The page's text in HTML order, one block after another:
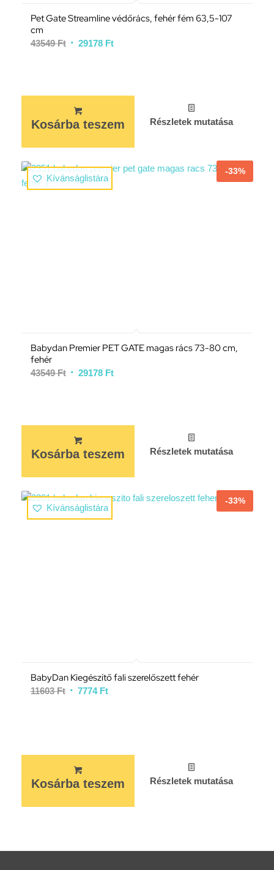
Pet Gate Streamline védőrács, fehér fém 63,5-107
cm
43549Ft 29178 Ft
Kosárba teszem Részletek mutatása
Kívánságlistára
-33%
Babydan Premier PET GATE magas rács 73-80 cm,
fehér
43549Ft 29178 Ft
Kosárba teszem Részletek mutatása
Kívánságlistára
-33%
BabyDan Kiegészítő fali szerelőszett fehér
11603Ft 7774 Ft
Kosárba teszem Részletek mutatása